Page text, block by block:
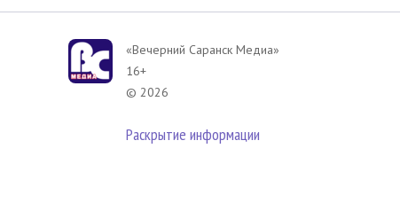
«Вечерний Саранск Mедиа»
16+
© 2026
Раскрытие информации